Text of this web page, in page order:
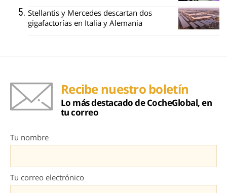
Stellantis y Mercedes descartan dos
gigafactorías en Italia y Alemania
Recibe nuestro boletín
Lo más destacado de CocheGlobal, en
tu correo
Tu nombre
Tu correo electrónico